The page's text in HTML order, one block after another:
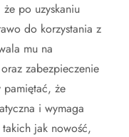
po uzyskaniu
do korzystania z
mu na
zabezpieczenie
pamiętać, że
i wymaga
jak nowość,